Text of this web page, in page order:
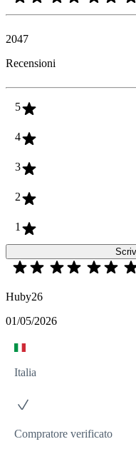
2047
Recensioni
5
4
3
2
1
Huby26
01/05/2026
Italia
Compratore verificato